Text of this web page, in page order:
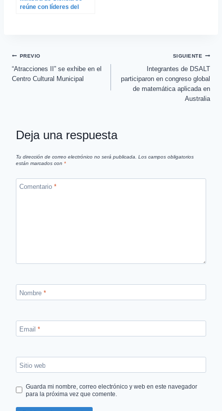
reúne con líderes del
PREVIO
“Atracciones II” se exhibe en el
Centro Cultural Municipal
SIGUIENTE
Integrantes de DSALT
participaron en congreso global
de matemática aplicada en
Australia
Deja una respuesta
Tu dirección de correo electrónico no será publicada.
Los campos obligatorios
están marcados con *
Comentario *
Nombre *
Email *
Sitio web
Guarda mi nombre, correo electrónico y web en este navegador
para la próxima vez que comente.